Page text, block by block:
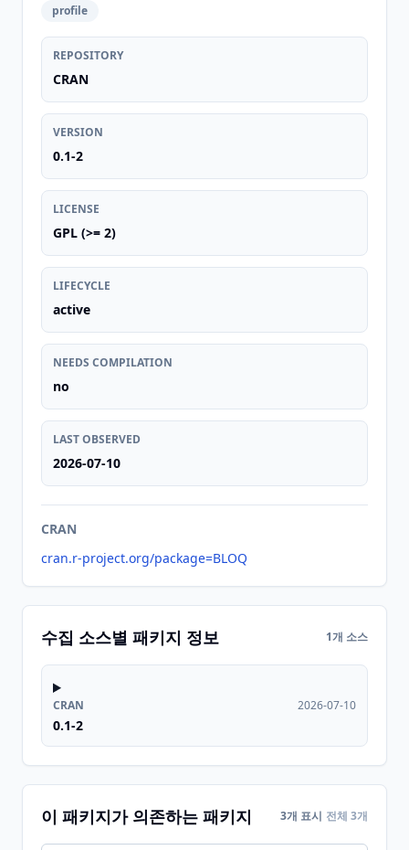
profile
REPOSITORY
CRAN
VERSION
0.1-2
LICENSE
GPL (>= 2)
LIFECYCLE
active
NEEDS COMPILATION
no
LAST OBSERVED
2026-07-10
CRAN
cran.r-project.org/package=BLOQ
수집 소스별 패키지 정보 1개 소스
CRAN
0.1-2
2026-07-10
이 패키지가 의존하는 패키지 3개 표시 전체 3개